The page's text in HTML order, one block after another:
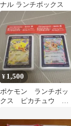
ナル ランチボックス
¥ 1,500
ポケモン ランチボッ
クス ピカチュウ イ